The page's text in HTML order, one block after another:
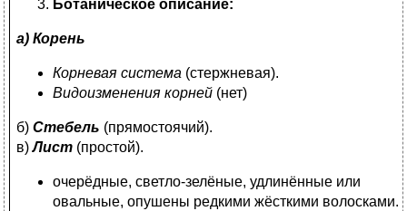
Ботаническое описание:
а) Корень
Корневая система (стержневая).
Видоизменения корней (нет)
б) Стебель (прямостоячий).
в)Лист (простой).
очерёдные, светло-зелёные, удлинённые или
овальные, опушены редкими жёсткими волосками.